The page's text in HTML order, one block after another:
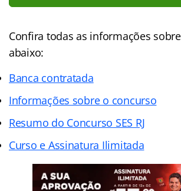
Confira todas as informações
abaixo:
Banca contratada
Informações sobre o concurso
Resumo do Concurso SES RJ
Curso e Assinatura Ilimitada